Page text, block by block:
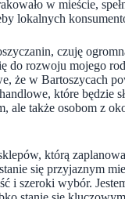
w mieście,
lokalnych
czuję
do rozwoju mojego
że w Bartoszycach
które będzie
ale także osobom z
którą
się przyjaznym
i szeroki wybór.